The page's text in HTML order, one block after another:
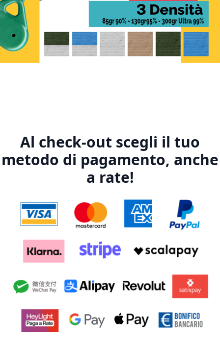
Al check-out scegli il tuo
metodo di pagamento, anche
a rate!